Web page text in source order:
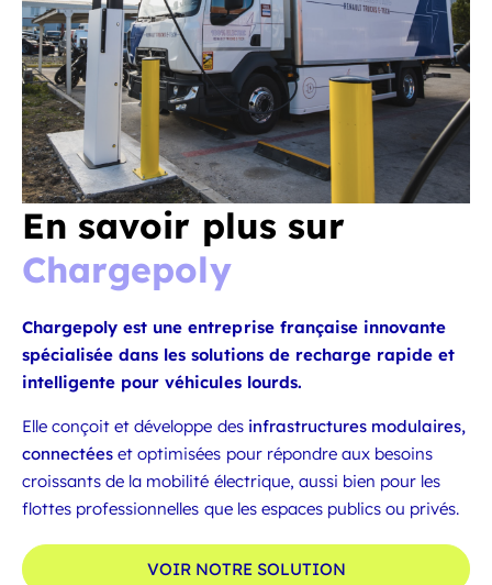
En savoir plus sur
Chargepoly
Chargepoly est une entreprise française innovante
spécialisée dans les solutions de recharge rapide et
intelligente pour véhicules lourds.
Elle conçoit et développe des infrastructures modulaires,
connectées et optimisées pour répondre aux besoins
croissants de la mobilité électrique, aussi bien pour les
flottes professionnelles que les espaces publics ou privés.
VOIR NOTRE SOLUTION